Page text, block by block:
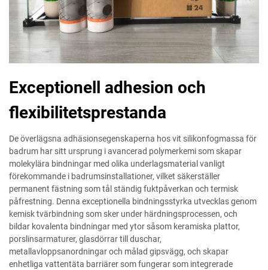
Exceptionell adhesion och
flexibilitetsprestanda
De överlägsna adhäsionsegenskaperna hos vit silikonfogmassa för
badrum har sitt ursprung i avancerad polymerkemi som skapar
molekylära bindningar med olika underlagsmaterial vanligt
förekommande i badrumsinstallationer, vilket säkerställer
permanent fästning som tål ständig fuktpåverkan och termisk
påfrestning. Denna exceptionella bindningsstyrka utvecklas genom
kemisk tvärbindning som sker under härdningsprocessen, och
bildar kovalenta bindningar med ytor såsom keramiska plattor,
porslinsarmaturer, glasdörrar till duschar,
metallavloppsanordningar och målad gipsvägg, och skapar
enhetliga vattentäta barriärer som fungerar som integrerade